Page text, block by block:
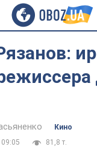
Кино
81,8 т.